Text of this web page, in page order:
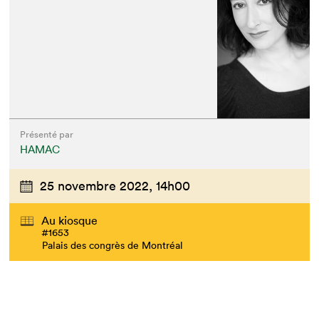
Présenté par
HAMAC
25 novembre 2022, 14h00
Au kiosque
#1653
Palais des congrès de Montréal